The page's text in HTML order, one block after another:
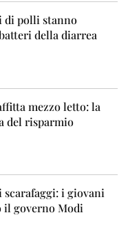
di polli stanno
della diarrea
mezzo letto: la
del risparmio
i giovani
governo Modi